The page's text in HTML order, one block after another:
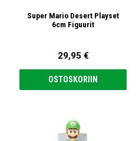
Super Mario Desert Playset
6cm Figuurit
29,95 €
OSTOSKORIIN